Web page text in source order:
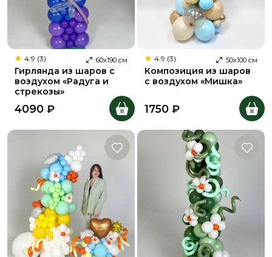
4.9 (3) 60х190 см
Гирлянда из шаров с
воздухом «Радуга и
стрекозы»
4090 ₽
4.9 (3) 50х100 см
Композиция из шаров
с воздухом «Мишка»
1750 ₽